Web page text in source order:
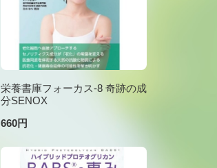
栄養書庫フォーカス-8 奇跡の成
分SENOX
660円